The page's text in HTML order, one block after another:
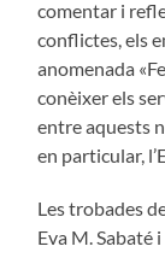
comentar i
conflictes, els
anomenada
conèixer els
entre aquests
en particular,
Les trobades
Eva M. Sabaté